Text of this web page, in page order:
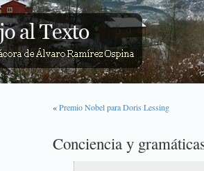
«Premio Nobel para Doris Lessing
Conciencia y